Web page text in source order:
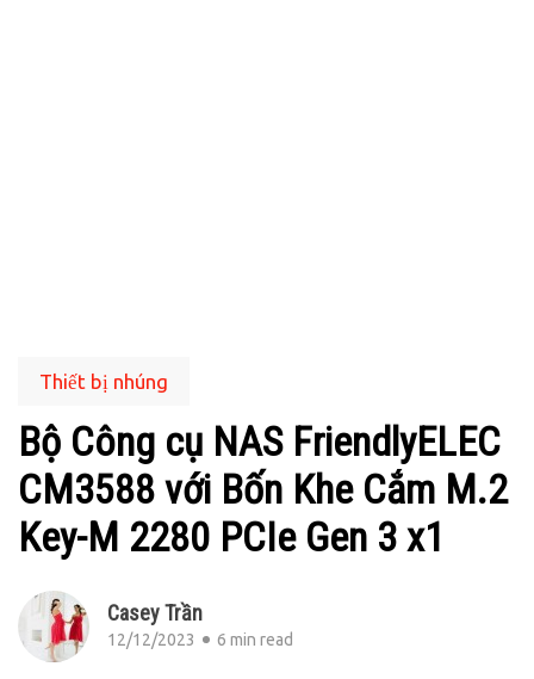
Thiết bị nhúng
Bộ Công cụ NAS FriendlyELEC
CM3588 với Bốn Khe Cắm M.2
Key-M 2280 PCIe Gen 3 x1
Casey Trần
12/12/2023 6 min read